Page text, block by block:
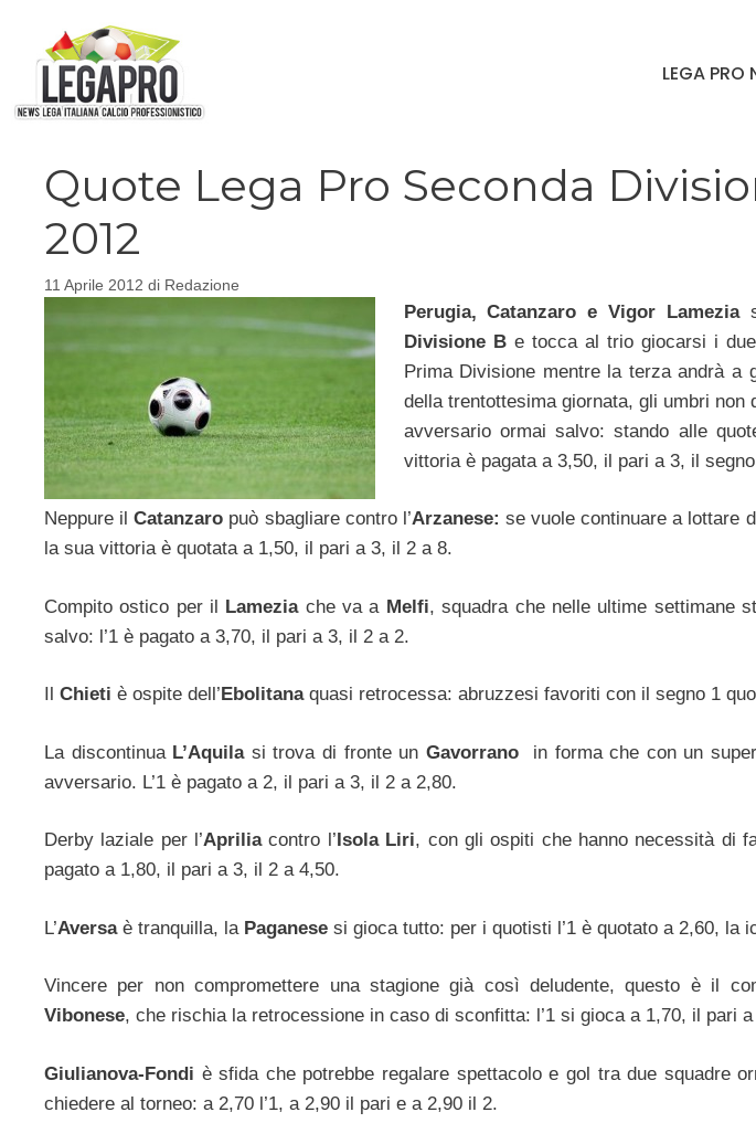
contenuto
LEGA PRO
Quote Lega Pro Seconda
2012
11 Aprile 2012 di Redazione
Perugia, Catanzaro e Vigor Lamezia
Divisione Be tocca al trio giocarsi i
Prima Divisione mentre la terza andrà
della trentottesima giornata, gli umbri non
avversario ormai salvo: stando alle
vittoria è pagata a 3,50, il pari a 3, il
Neppure ilCatanzaro può sbagliare contro l’Arzanese: se vuole continuare a lottare
la sua vittoria è quotata a 1,50, il pari a 3, il 2 a 8.
Compito ostico per il Lameziache va a Melfi, squadra che nelle ultime settimane
salvo: l’1 è pagato a 3,70, il pari a 3, il 2 a 2.
Il Chieti è ospite dell’Ebolitanaquasi retrocessa: abruzzesi favoriti con il segno 1
La discontinua L’Aquilasi trova di fronte un Gavorrano in forma che con un super
avversario. L’1 è pagato a 2, il pari a 3, il 2 a 2,80.
Derby laziale per l’Apriliacontro l’Isola Liri, con gli ospiti che hanno necessità di
pagato a 1,80, il pari a 3, il 2 a 4,50.
L’Aversaè tranquilla, la Paganese si gioca tutto: per i quotisti l’1 è quotato a 2,60, la
Vincere per non compromettere una stagione già così deludente, questo è il
Vibonese, che rischia la retrocessione in caso di sconfitta: l’1 si gioca a 1,70, il pari
Giulianova-Fondi è sfida che potrebbe regalare spettacolo e gol tra due squadre
chiedere al torneo: a 2,70 l’1, a 2,90 il pari e a 2,90 il 2.